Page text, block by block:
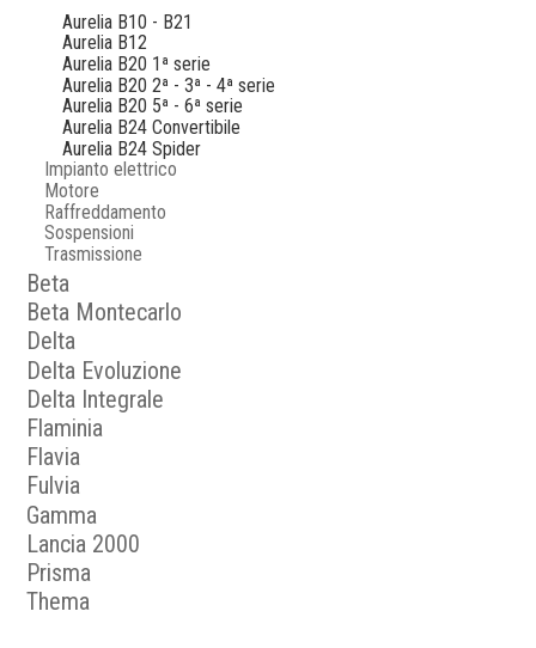
Aurelia B10 - B21
Aurelia B12
Aurelia B20 1ª serie
Aurelia B20 2ª - 3ª - 4ª serie
Aurelia B20 5ª - 6ª serie
Aurelia B24 Convertibile
Aurelia B24 Spider
Impianto elettrico
Motore
Raffreddamento
Sospensioni
Trasmissione
Beta
Beta Montecarlo
Delta
Delta Evoluzione
Delta Integrale
Flaminia
Flavia
Fulvia
Gamma
Lancia 2000
Prisma
Thema